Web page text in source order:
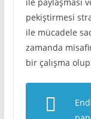
pekiştirmesi
ile mücadele
zamanda
bir çalışma